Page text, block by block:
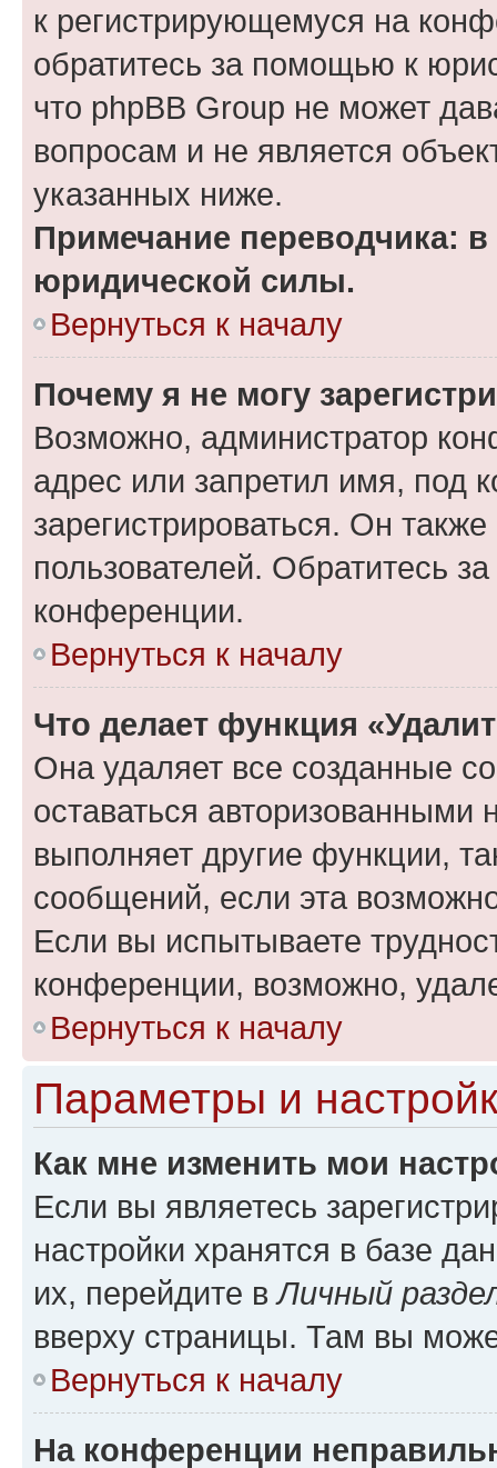
к регистрирующемуся на
обратитесь за помощью к
что phpBB Group не может
вопросам и не является
указанных ниже.
Примечание переводчика:
юридической силы.
Вернуться к началу
Почему я не могу
Возможно, администратор
адрес или запретил имя, под
зарегистрироваться. Он
пользователей. Обратитесь
конференции.
Вернуться к началу
Что делает функция
Она удаляет все созданные
оставаться авторизованными
выполняет другие функции,
сообщений, если эта
Если вы испытываете
конференции, возможно,
Вернуться к началу
Параметры и
Как мне изменить мои
Если вы являетесь
настройки хранятся в базе
их, перейдите вЛичный
вверху страницы. Там вы
Вернуться к началу
На конференции